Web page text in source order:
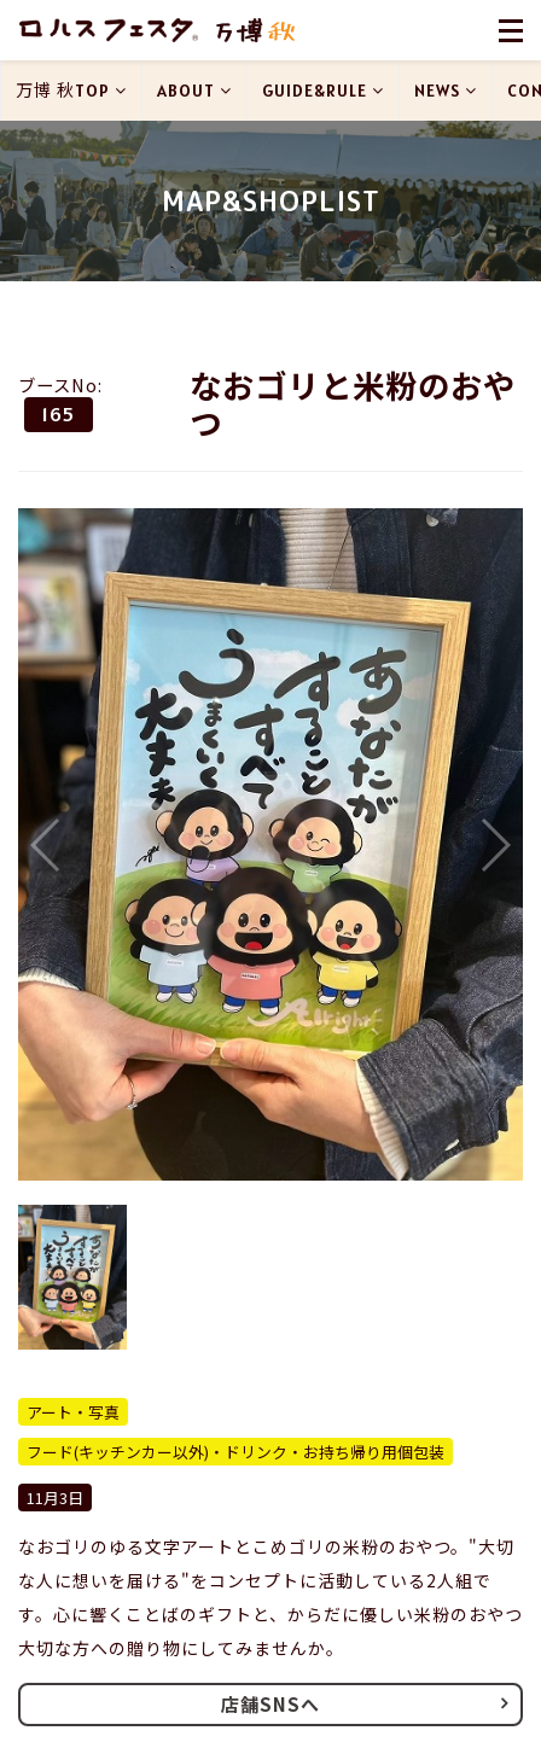
MAP&SHOPLIST
万博 秋TOP ABOUT GUIDE&RULE NEWS
ブースNo:
165
なおゴリと米粉のおや
つ
アート・写真
フード(キッチンカー以外)・ドリンク・お持ち帰り用個包装
11月3日
なおゴリのゆる文字アートとこめゴリの米粉のおやつ。"大切
な人に想いを届ける"をコンセプトに活動している2人組で
す。心に響くことばのギフトと、からだに優しい米粉のおやつ
大切な方への贈り物にしてみませんか。
店舗SNSへ